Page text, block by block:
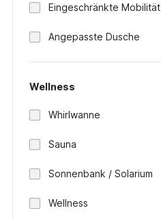
Eingeschränkte Mobilität
Angepasste Dusche
Wellness
Whirlwanne
Sauna
Sonnenbank / Solarium
Wellness